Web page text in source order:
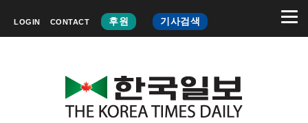
LOGIN CONTACT 후원 기사검색